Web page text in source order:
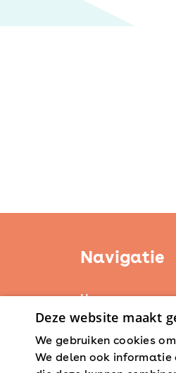
Overheid
Navigatie
Home
Kerntaken
Actueel
Erfgoedbeleid
Deze website maakt
We gebruiken cookies
We delen ook